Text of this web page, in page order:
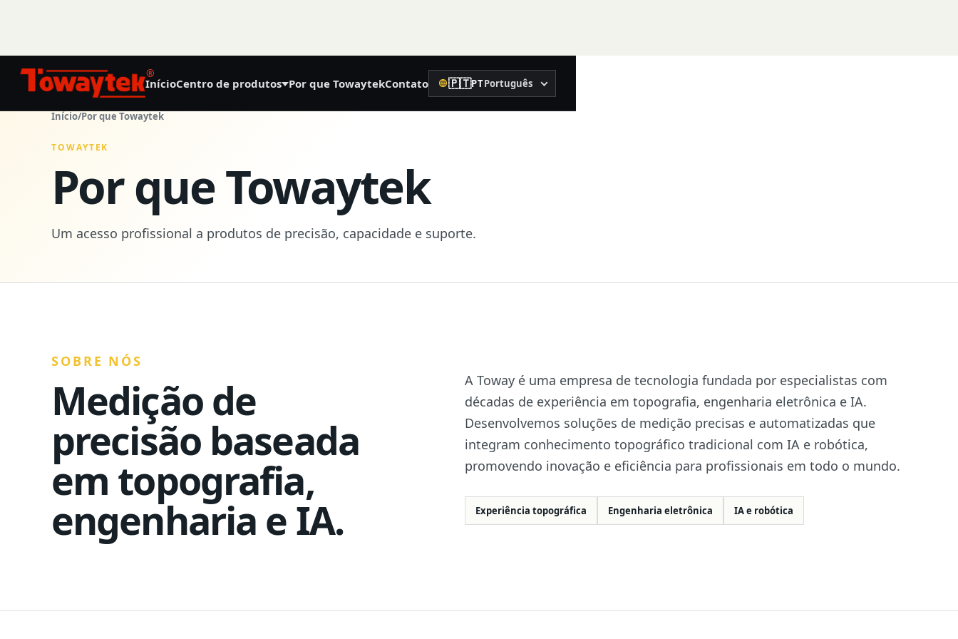
®
InícioCentro de produtos
01
GNSS Land Leveling System AG808
GNSS Autosteering System AG608
Nível laser rotativo
Nível de bolha
Por que TowaytekContato 🇵🇹PTPortuguês
Idioma
Início/Por que Towaytek
TOWAYTEK
Por que Towaytek
Um acesso profissional a produtos de precisão, capacidade e suporte.
SOBRE NÓS
Medição de
precisão baseada
em topografia,
engenharia e IA.
A Toway é uma empresa de tecnologia fundada por especialistas com
décadas de experiência em topografia, engenharia eletrônica e IA.
Desenvolvemos soluções de medição precisas e automatizadas que
integram conhecimento topográfico tradicional com IA e robótica,
promovendo inovação e eficiência para profissionais em todo o mundo.
Experiência topográfica Engenharia eletrônica IA e robótica